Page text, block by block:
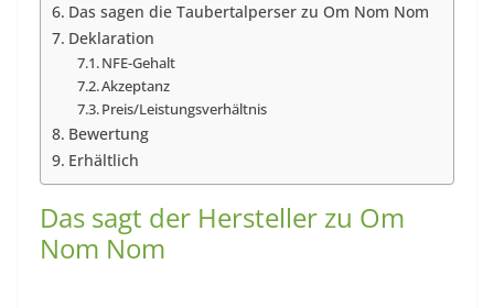
Das sagen die Taubertalperser zu Om Nom Nom
Deklaration
NFE-Gehalt
Akzeptanz
Preis/Leistungsverhältnis
Bewertung
Erhältlich
Das sagt der Hersteller zu Om
Nom Nom